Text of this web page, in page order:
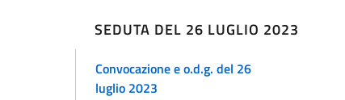
SEDUTA DEL 26 LUGLIO 2023
Convocazione e o.d.g. del 26
luglio 2023